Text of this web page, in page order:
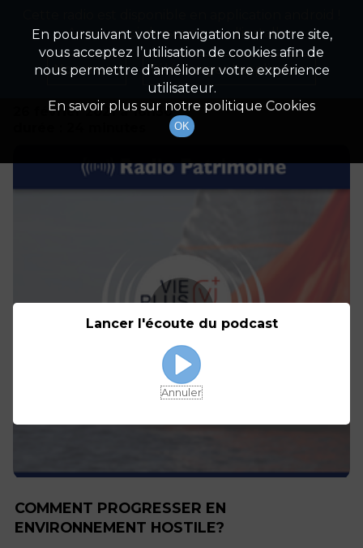
Détails De L'émission
26 février 2021à 16h30
COMMENT PROGRESSER EN
ENVIRONNEMENT HOSTILE?
En poursuivant votre navigation sur notre site,
vous acceptez l’utilisation de cookies afin de
nous permettre d’améliorer votre expérience
utilisateur.
En savoir plus sur notre politique Cookies
OK
Appuyez ci-dessous pour l'installer.
Non merci Télécharger l'application
Lancer l'écoute du podcast
Annuler